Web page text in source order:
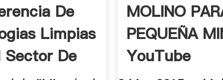
De
Limpias
Sector De
MOLINO
PEQUEÑA
YouTube